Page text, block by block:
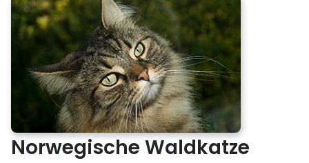
Norwegische Waldkatze